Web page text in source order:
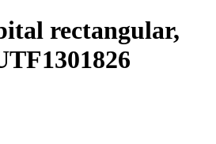
rectangular,